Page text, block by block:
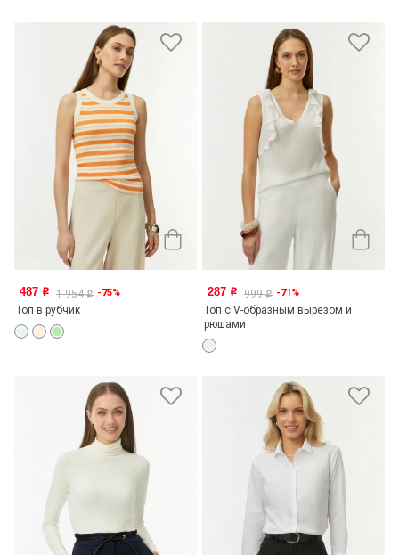
487 o 1 954o -75%
Топ в рубчик
287 o 999o -71%
Топ с V-образным вырезом и
рюшами